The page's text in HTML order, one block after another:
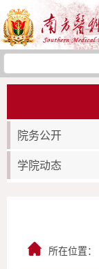
院务公开
学院动态
所在位置：